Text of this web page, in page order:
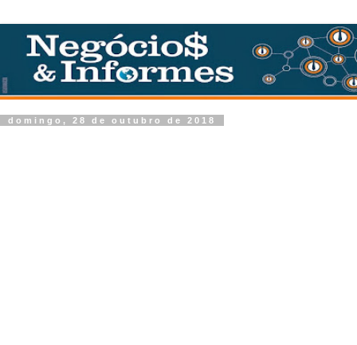
domingo, 28 de outubro de 2018